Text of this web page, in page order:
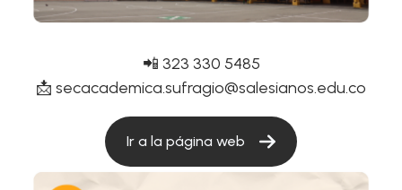
📲 323 330 5485
📩 secacademica.sufragio@salesianos.edu.co
Ir a la página web